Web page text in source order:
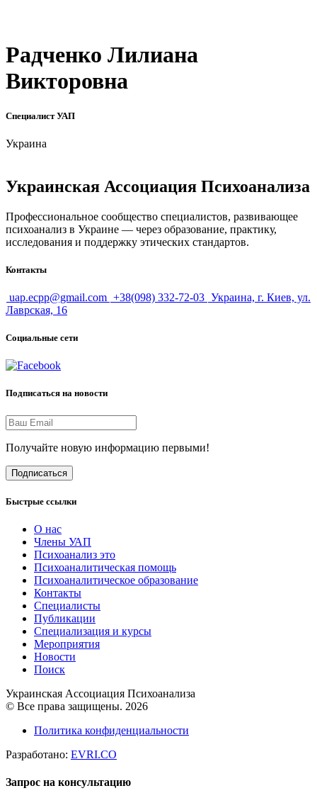
Радченко Лилиана
Викторовна
Специалист УАП
Украина
Украинская Ассоциация Психоанализа
Профессиональное сообщество специалистов, развивающее
психоанализ в Украине — через образование, практику,
исследования и поддержку этических стандартов.
Контакты
uap.ecpp@gmail.com +38(098) 332-72-03 Украина, г. Киев, ул.
Лаврская, 16
Социальные сети
Подписаться на новости
Получайте новую информацию первыми!
Подписаться
Быстрые ссылки
О нас
Члены УАП
Психоанализ это
Психоаналитическая помощь
Психоаналитическое образование
Контакты
Специалисты
Публикации
Специализация и курсы
Мероприятия
Новости
Поиск
Украинская Ассоциация Психоанализа
© Все права защищены. 2026
Политика конфиденциальности
Разработано: EVRI.CO
Запрос на консультацию